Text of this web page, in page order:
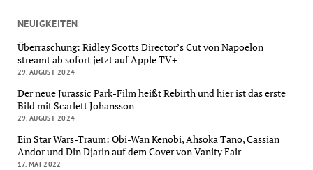
NEUIGKEITEN
Überraschung: Ridley Scotts Director’s Cut von Napoelon
streamt ab sofort jetzt auf Apple TV+
29. AUGUST 2024
Der neue Jurassic Park-Film heißt Rebirth und hier ist das erste
Bild mit Scarlett Johansson
29. AUGUST 2024
Ein Star Wars-Traum: Obi-Wan Kenobi, Ahsoka Tano, Cassian
Andor und Din Djarin auf dem Cover von Vanity Fair
17. MAI 2022